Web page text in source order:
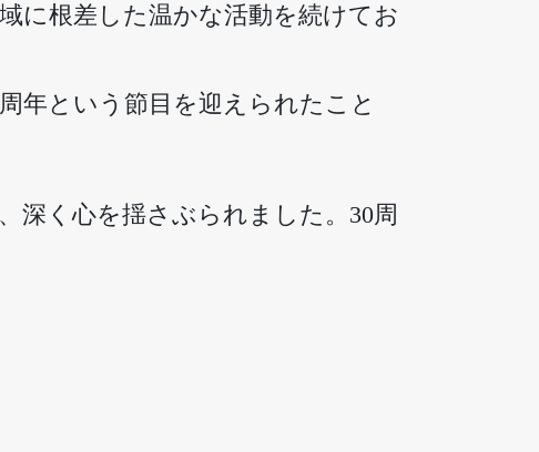
に根差した温かな活動を続けてお
年という節目を迎えられたこと
深く心を揺さぶられました。30周